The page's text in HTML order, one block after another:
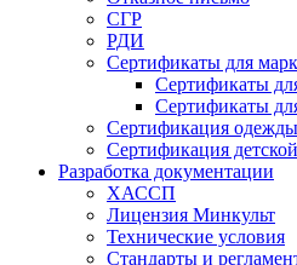
СГР
РДИ
Сертификаты для
Сертификаты
Сертификаты
Сертификация одежды
Сертификация
Разработка документации
ХАССП
Лицензия Минкульт
Технические условия
Стандарты и